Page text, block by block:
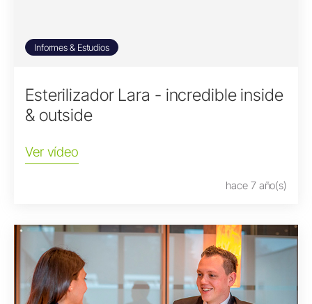
Informes & Estudios
Esterilizador Lara - incredible inside
& outside
Ver vídeo
hace 7 año(s)